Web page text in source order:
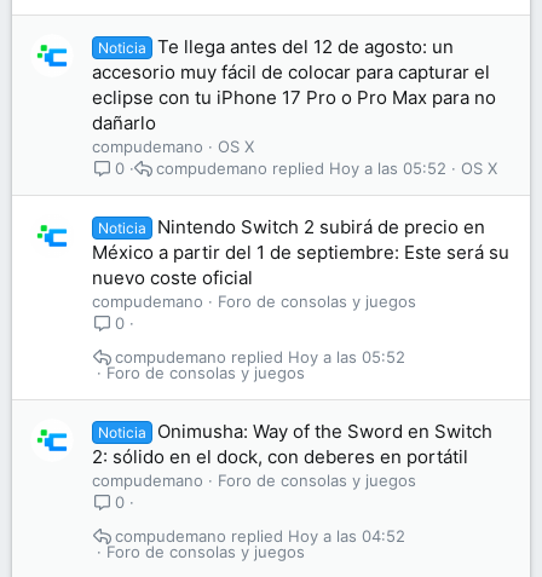
Noticia
Te llega antes del 12 de agosto: un
accesorio muy fácil de colocar para capturar el
eclipse con tu iPhone 17 Pro o Pro Max para no
dañarlo
compudemano
OS X
0
OS X
Hoy a las 05:52
compudemano
Noticia
Nintendo Switch 2 subirá de precio en
México a partir del 1 de septiembre: Este será su
nuevo coste oficial
compudemano
Foro de consolas y juegos
0
Foro de consolas y juegos
Hoy a las 05:52
compudemano
Noticia
Onimusha: Way of the Sword en Switch
2: sólido en el dock, con deberes en portátil
compudemano
Foro de consolas y juegos
0
Foro de consolas y juegos
Hoy a las 04:52
compudemano